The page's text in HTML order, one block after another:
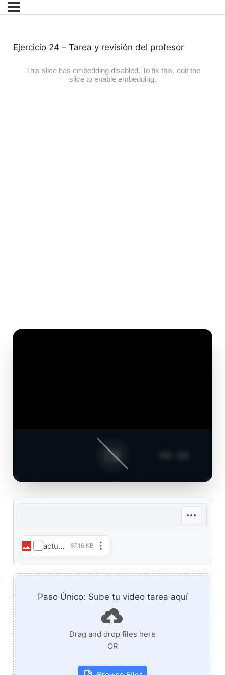
Ejercicio 24 – Tarea y revisión del profesor
Cámara Inactiva
Presiona el botón central para iniciar la
actualizacion_tarea_.webp 87.16 KB
Paso Único: Sube tu video tarea aquí
Drag and drop files here
OR